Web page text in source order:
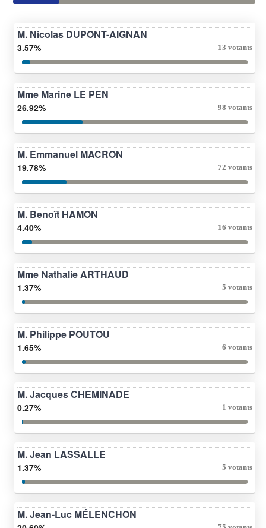
M. Nicolas DUPONT-AIGNAN
3.57% 13 votants
Mme Marine LE PEN
26.92% 98 votants
M. Emmanuel MACRON
19.78% 72 votants
M. Benoît HAMON
4.40% 16 votants
Mme Nathalie ARTHAUD
1.37% 5 votants
M. Philippe POUTOU
1.65% 6 votants
M. Jacques CHEMINADE
0.27% 1 votants
M. Jean LASSALLE
1.37% 5 votants
M. Jean-Luc MÉLENCHON